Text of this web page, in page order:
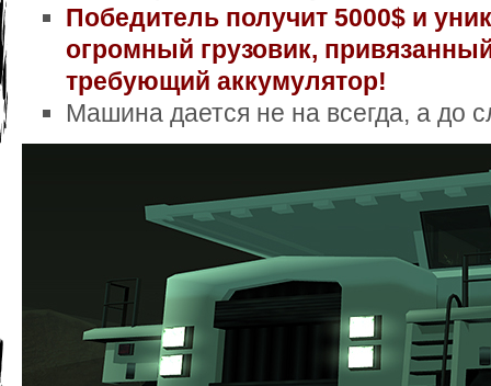
Победитель получит 5000$ и
огромный грузовик,
требующий аккумулятор!
Машина дается не на всегда, а до